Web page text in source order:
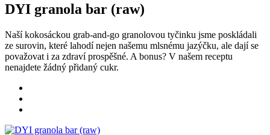
DYI granola bar (raw)
Naší kokosáckou grab-and-go granolovou tyčinku jsme poskládali
ze surovin, které lahodí nejen našemu mlsnému jazýčku, ale dají se
považovat i za zdraví prospěšné. A bonus? V našem receptu
nenajdete žádný přidaný cukr.